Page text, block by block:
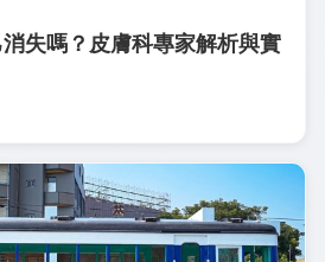
失嗎？皮膚科專家解析與實